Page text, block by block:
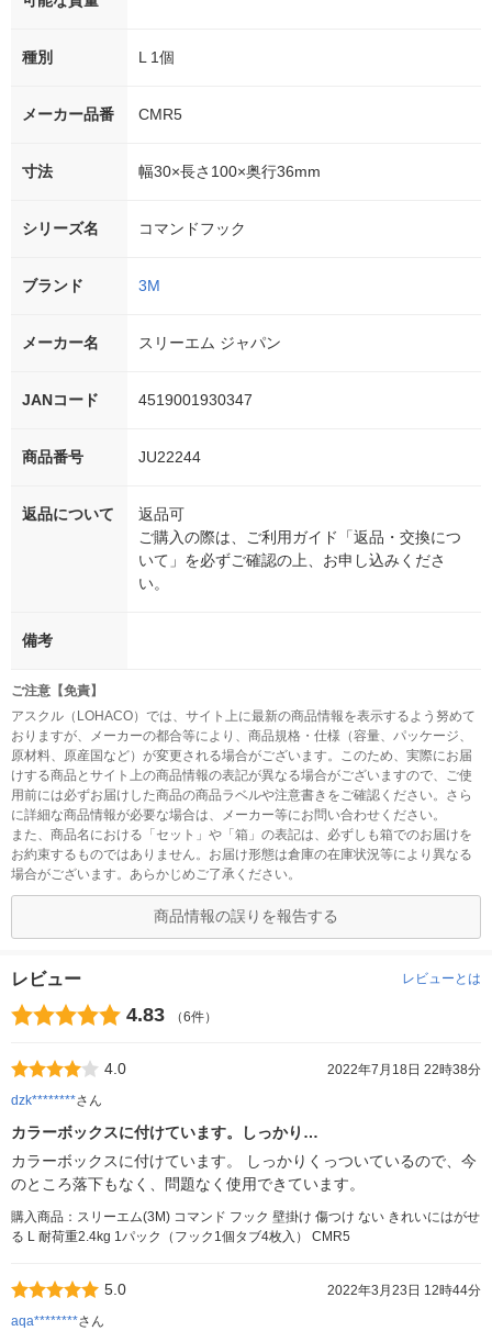
種別 L 1個
メーカー品番 CMR5
寸法 幅30×長さ100×奥行36mm
シリーズ名 コマンドフック
ブランド 3M
メーカー名 スリーエム ジャパン
JANコード 4519001930347
商品番号 JU22244
返品について
返品可
ご購入の際は、ご利用ガイド「返品・交換につ
いて」を必ずご確認の上、お申し込みくださ
い。
備考
ご注意【免責】
アスクル（LOHACO）では、サイト上に最新の商品情報を表示するよう努めて
おりますが、メーカーの都合等により、商品規格・仕様（容量、パッケージ、
原材料、原産国など）が変更される場合がございます。このため、実際にお届
けする商品とサイト上の商品情報の表記が異なる場合がございますので、ご使
用前には必ずお届けした商品の商品ラベルや注意書きをご確認ください。さら
に詳細な商品情報が必要な場合は、メーカー等にお問い合わせください。
また、商品名における「セット」や「箱」の表記は、必ずしも箱でのお届けを
お約束するものではありません。お届け形態は倉庫の在庫状況等により異なる
場合がございます。あらかじめご了承ください。
商品情報の誤りを報告する
レビュー レビューとは
4.83 （6件）
4.0
2022年7月18日 22時38分
dzk********さん
カラーボックスに付けています。しっかり…
カラーボックスに付けています。 しっかりくっついているので、今
のところ落下もなく、問題なく使用できています。
購入商品：スリーエム(3M) コマンド フック 壁掛け 傷つけ ない きれいにはがせ
る L 耐荷重2.4kg 1パック（フック1個タブ4枚入） CMR5
5.0
2022年3月23日 12時44分
aqa********さん